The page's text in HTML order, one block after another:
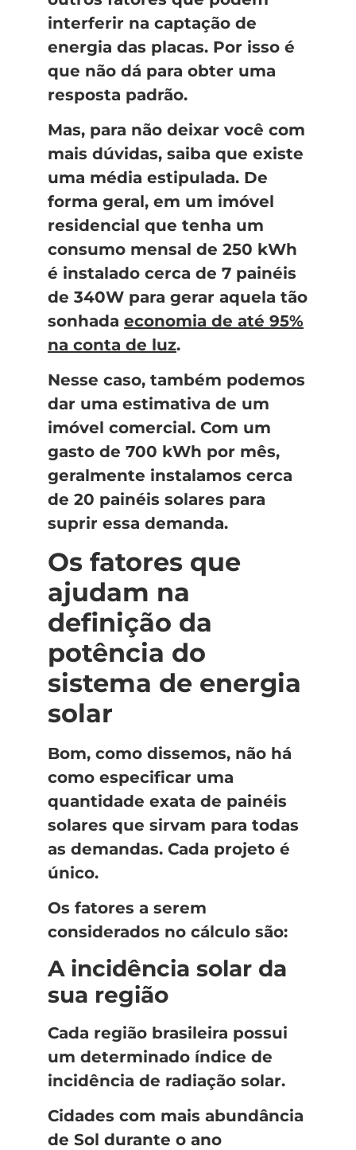
interferir na captação de
energia das placas. Por isso é
que não dá para obter uma
resposta padrão.
Mas, para não deixar você com
mais dúvidas, saiba que existe
uma média estipulada. De
forma geral, em um imóvel
residencial que tenha um
consumo mensal de 250 kWh
é instalado cerca de 7 painéis
de 340W para gerar aquela tão
sonhada economia de até 95%
na conta de luz.
Nesse caso, também podemos
dar uma estimativa de um
imóvel comercial. Com um
gasto de 700 kWh por mês,
geralmente instalamos cerca
de 20 painéis solares para
suprir essa demanda.
Os fatores que
ajudam na
definição da
potência do
sistema de energia
solar
Bom, como dissemos, não há
como especificar uma
quantidade exata de painéis
solares que sirvam para todas
as demandas. Cada projeto é
único.
Os fatores a serem
considerados no cálculo são:
A incidência solar da
sua região
Cada região brasileira possui
um determinado índice de
incidência de radiação solar.
Cidades com mais abundância
de Sol durante o ano